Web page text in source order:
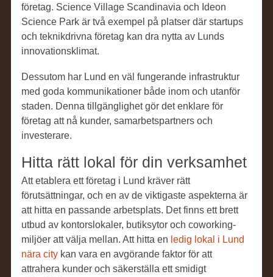
företag. Science Village Scandinavia och Ideon
Science Park är två exempel på platser där startups
och teknikdrivna företag kan dra nytta av Lunds
innovationsklimat.
Dessutom har Lund en väl fungerande infrastruktur
med goda kommunikationer både inom och utanför
staden. Denna tillgänglighet gör det enklare för
företag att nå kunder, samarbetspartners och
investerare.
Hitta rätt lokal för din verksamhet
Att etablera ett företag i Lund kräver rätt
förutsättningar, och en av de viktigaste aspekterna är
att hitta en passande arbetsplats. Det finns ett brett
utbud av kontorslokaler, butiksytor och coworking-
miljöer att välja mellan. Att hitta en ledig lokal i Lund
nära citykan vara en avgörande faktor för att
attrahera kunder och säkerställa ett smidigt